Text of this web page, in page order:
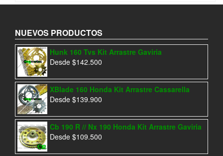
NUEVOS PRODUCTOS
Hunk 160 Tvs Kit Arrastre Gaviria
Desde $142.500
XBlade 160 Honda Kit Arrastre Cassarella
Desde $139.900
Cb 190 R // Nx 190 Honda Kit Arrastre Gaviria
Desde $109.500